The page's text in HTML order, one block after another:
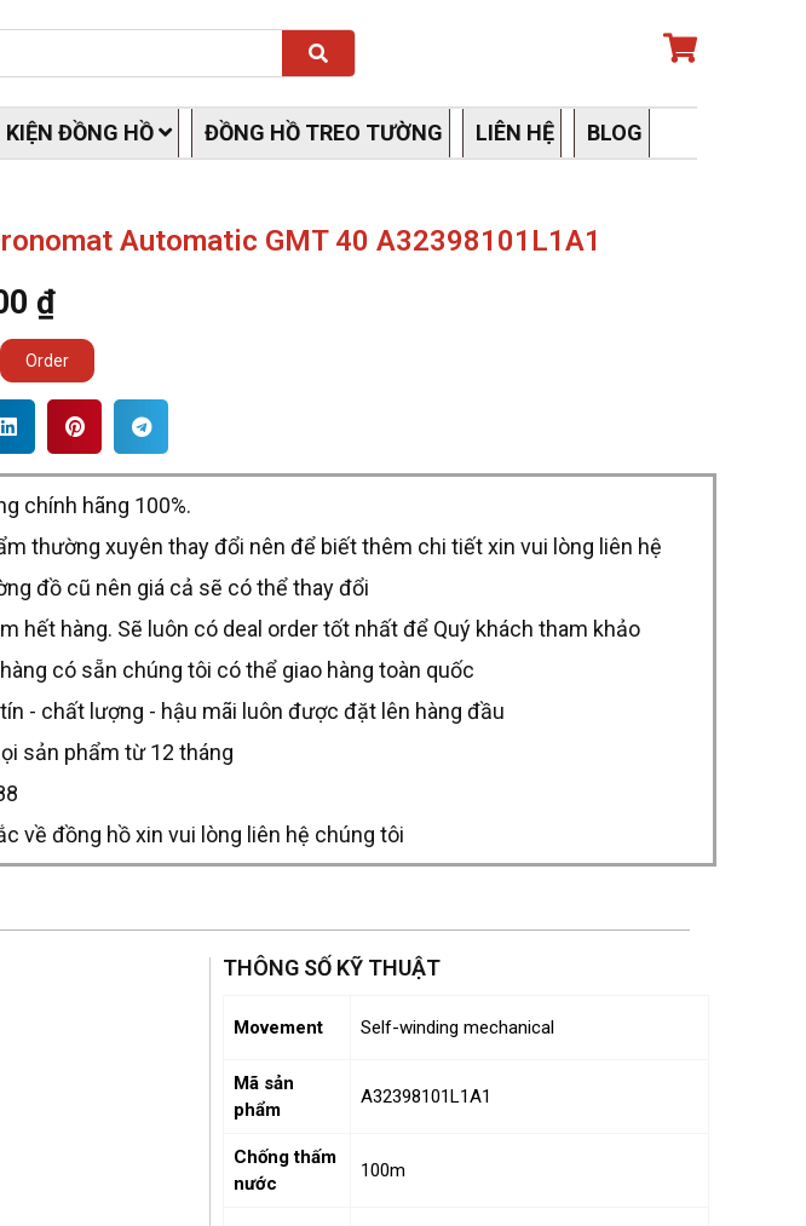
Search
KIỆN ĐỒNG HỒ ĐỒNG HỒ TREO TƯỜNG LIÊN HỆ BLOG
Automatic GMT 40 A32398101L1A1
₫
Order
chính hãng 100%.
thường xuyên thay đổi nên để biết thêm chi tiết xin vui lòng liên hệ
đồ cũ nên giá cả sẽ có thể thay đổi
hết hàng. Sẽ luôn có deal order tốt nhất để Quý khách tham khảo
có sẵn chúng tôi có thể giao hàng toàn quốc
- chất lượng - hậu mãi luôn được đặt lên hàng đầu
sản phẩm từ 12 tháng
về đồng hồ xin vui lòng liên hệ chúng tôi
THÔNG SỐ KỸ THUẬT
Movement Self-winding mechanical
Mã sản
phẩm
A32398101L1A1
Chống thấm
nước
100m